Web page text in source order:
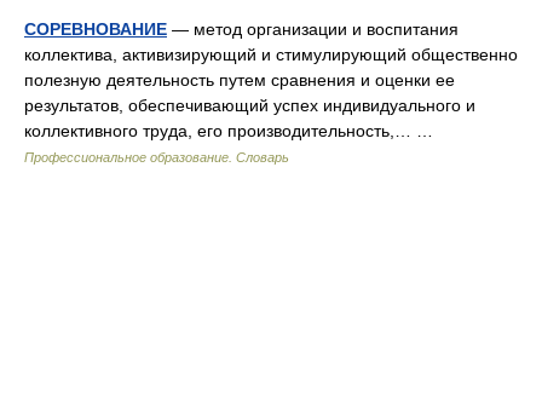
СОРЕВНОВАНИЕ — метод организации и воспитания
коллектива, активизирующий и стимулирующий общественно
полезную деятельность путем сравнения и оценки ее
результатов, обеспечивающий успех индивидуального и
коллективного труда, его производительность,… …
Профессиональное образование. Словарь